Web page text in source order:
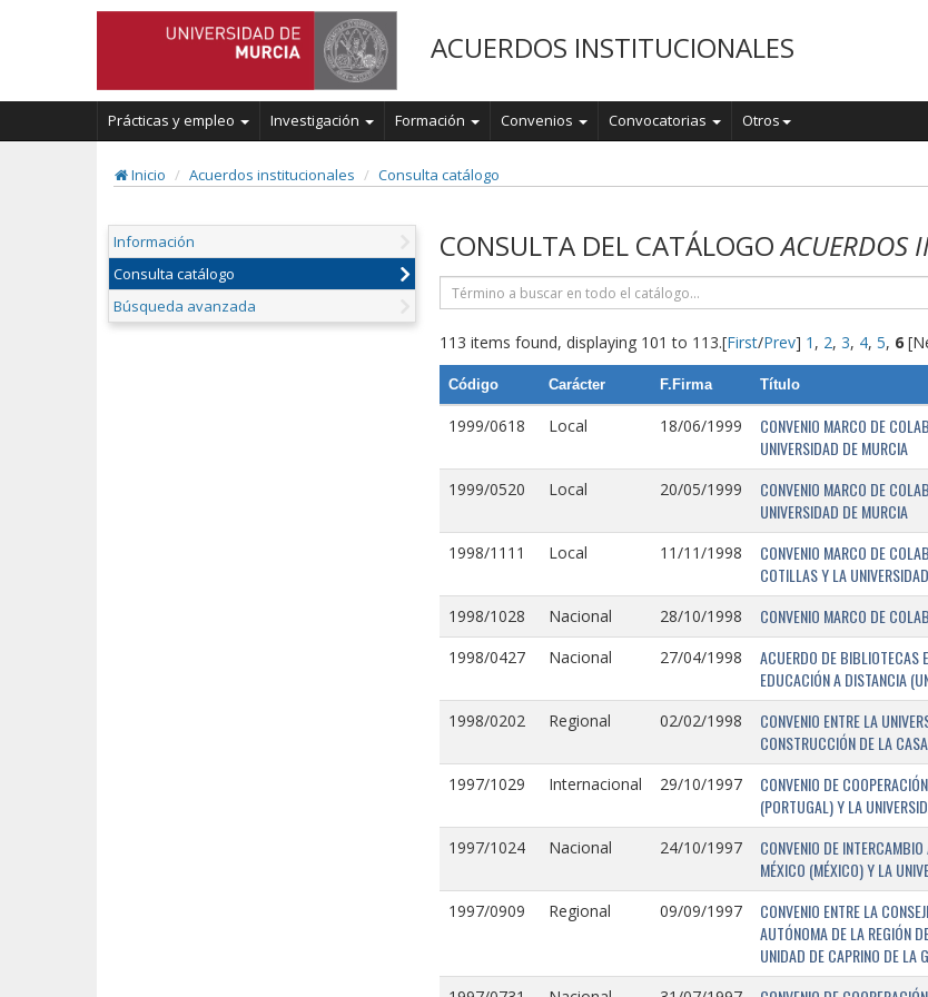
ACUERDOS INSTITUCIONALES
Prácticas y empleo Investigación Formación Convenios Convocatorias Otros
Inicio Acuerdos institucionales Consulta catálogo
Información
Consulta catálogo
Búsqueda avanzada
CONSULTA DEL CATÁLOGOACUERDOS
113 items found, displaying 101 to 113.[First/Prev] 1 , 2, 3, 4, 5, 6
Código Carácter F.Firma Título
1999/0618 Local 18/06/1999
CONVENIO MARCO DE
UNIVERSIDAD DE MURCIA
1999/0520 Local 20/05/1999
CONVENIO MARCO DE
UNIVERSIDAD DE MURCIA
1998/1111 Local 11/11/1998
CONVENIO MARCO DE
COTILLAS Y LA
1998/1028 Nacional 28/10/1998 CONVENIO MARCO DE
1998/0427 Nacional 27/04/1998
ACUERDO DE BIBLIOTECAS
EDUCACIÓN A DISTANCIA
1998/0202 Regional 02/02/1998
CONVENIO ENTRE LA
CONSTRUCCIÓN DE LA
1997/1029 Internacional 29/10/1997
CONVENIO DE
(PORTUGAL) Y LA
1997/1024 Nacional 24/10/1997
CONVENIO DE
MÉXICO (MÉXICO) Y LA
1997/0909 Regional 09/09/1997
CONVENIO ENTRE LA
AUTÓNOMA DE LA REGIÓN
UNIDAD DE CAPRINO DE LA